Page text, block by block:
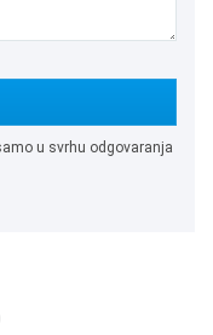
u svrhu odgovaranja